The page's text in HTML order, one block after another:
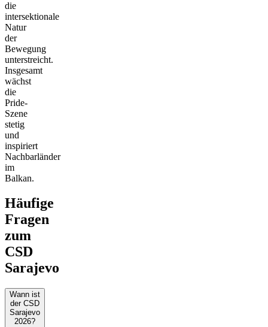
die
intersektionale
Natur
der
Bewegung
unterstreicht.
Insgesamt
wächst
die
Pride-
Szene
stetig
und
inspiriert
Nachbarländer
im
Balkan.
Häufige
Fragen
zum
CSD
Sarajevo
Wann ist
der CSD
Sarajevo
2026?